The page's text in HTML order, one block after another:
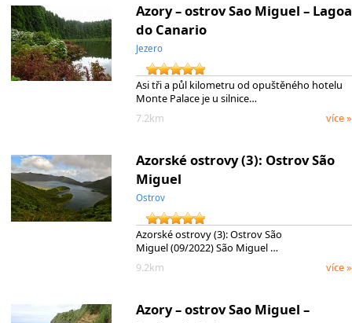
Azory – ostrov Sao Miguel – Lagoa
do Canario
Jezero
Asi tři a půl kilometru od opuštěného hotelu
Monte Palace je u silnice…
7.2km
více »
Azorské ostrovy (3): Ostrov São
Miguel
Ostrov
Azorské ostrovy (3): Ostrov São
Miguel (09/2022) São Miguel …
9.2km
více »
Azory – ostrov Sao Miguel –